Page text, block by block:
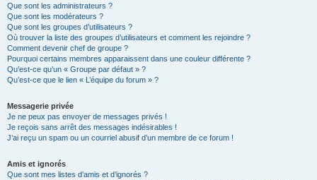
Que sont les administrateurs ?
Que sont les modérateurs ?
Que sont les groupes d’utilisateurs ?
Où trouver la liste des groupes d’utilisateurs et comment les rejoindre ?
Comment devenir chef de groupe ?
Pourquoi certains membres apparaissent dans une couleur différente ?
Qu’est-ce qu’un « Groupe par défaut » ?
Qu’est-ce que le lien « L’équipe du forum » ?
Messagerie privée
Je ne peux pas envoyer de messages privés !
Je reçois sans arrêt des messages indésirables !
J’ai reçu un spam ou un courriel abusif d’un membre de ce forum !
Amis et ignorés
Que sont mes listes d’amis et d’ignorés ?